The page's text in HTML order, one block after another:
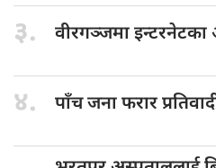
३. वीरगञ्जमा इन्टरनेटका
४. पाँच जनाफरार